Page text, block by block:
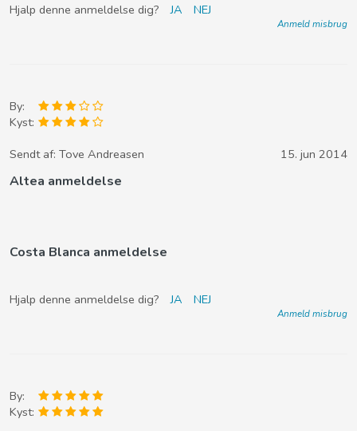
Hjalp denne anmeldelse dig? JA NEJ
Anmeld misbrug
By:
Kyst:
Sendt af: Tove Andreasen 15. jun 2014
Altea anmeldelse
Costa Blanca anmeldelse
Hjalp denne anmeldelse dig? JA NEJ
Anmeld misbrug
By:
Kyst: